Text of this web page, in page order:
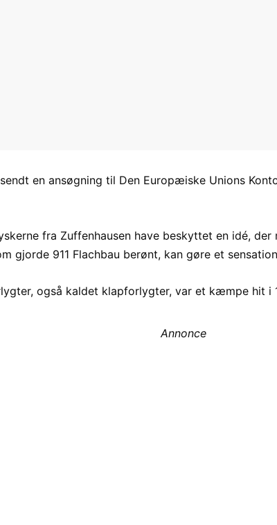
en ansøgning til Den Europæiske Unions
fra Zuffenhausen have beskyttet en idé, der
gjorde 911 Flachbau berønt, kan gøre et
også kaldet klapforlygter, var et kæmpe hit i
Annonce